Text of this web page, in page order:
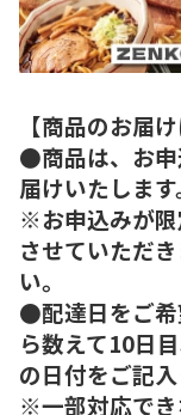
【商品のお届
●商品は、お申
届けいたします
※お申込みが限
させていただ
い。
●配達日をご希
ら数えて10日
の日付をご記入
※一部対応で